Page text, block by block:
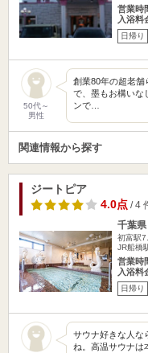
営業時
入浴料
日帰り
50代～
男性
創業80年の超老舗
で、墨もお構いな
ンで…
関連情報から探す
ジートピア
4.0点/ 4
千葉
初富駅
JR船橋
営業時
入浴料
日帰り
サウナ好きな人な
ね。高温サウナは